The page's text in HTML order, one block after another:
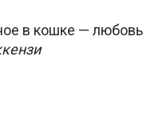
в кошке — любовь